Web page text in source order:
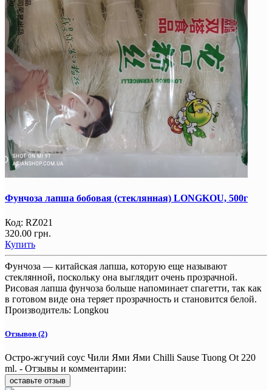
Фунчоза лапша бобовая (стеклянная) LONGKOU, 500г
Код: RZ021
320.00 грн.
Купить
Фунчоза — китайская лапша, которую еще называют
стеклянной, поскольку она выглядит очень прозрачной.
Рисовая лапша фунчоза больше напоминает спагетти, так как
в готовом виде она теряет прозрачность и становится белой.
Производитель: Longkou
Отзывов (2)
Остро-жгучий соус Чили Ями Ями Chilli Sause Tuong Ot 220
ml. - Отзывы и комментарии:
оставьте отзыв